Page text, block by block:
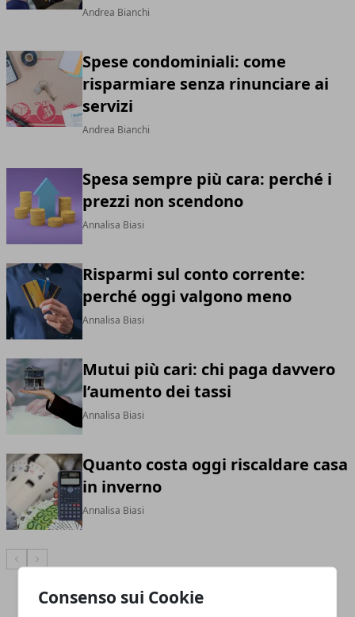
Consenso sui Cookie
Andrea Bianchi
Spese condominiali: come
risparmiare senza rinunciare ai
servizi
Andrea Bianchi
Spesa sempre più cara: perché i
prezzi non scendono
Annalisa Biasi
Risparmi sul conto corrente:
perché oggi valgono meno
Annalisa Biasi
Mutui più cari: chi paga davvero
l’aumento dei tassi
Annalisa Biasi
Quanto costa oggi riscaldare casa
in inverno
Annalisa Biasi
Articolo Precedente
Articolo Successivo